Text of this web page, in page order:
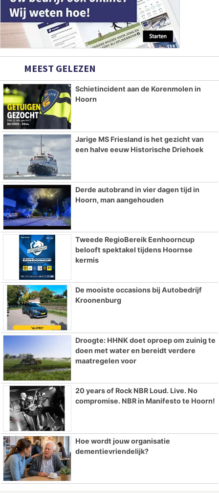
MEEST GELEZEN
Schietincident aan de Korenmolen in
Hoorn
Jarige MS Friesland is het gezicht van
een halve eeuw Historische Driehoek
Derde autobrand in vier dagen tijd in
Hoorn, man aangehouden
Tweede RegioBereik Eenhoorncup
belooft spektakel tijdens Hoornse
kermis
De mooiste occasions bij Autobedrijf
Kroonenburg
Droogte: HHNK doet oproep om zuinig te
doen met water en bereidt verdere
maatregelen voor
20 years of Rock NBR Loud. Live. No
compromise. NBR in Manifesto te Hoorn!
Hoe wordt jouw organisatie
dementievriendelijk?